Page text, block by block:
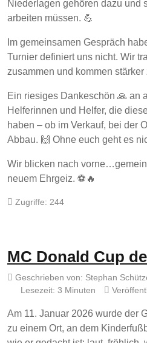
Niederlagen gehören dazu und
arbeiten müssen. 💪
Im gemeinsamen Gespräch
Turnier definiert uns nicht. Wir
zusammen und kommen
Ein riesiges Dankeschön 🙏 an
Helferinnen und Helfer, die
haben – ob im Verkauf, bei der
Abbau. 🙌 Ohne euch geht es
Wir blicken nach
neuem Ehrgeiz. ⚽🔥
Zugriffe: 244
MC Donald Cup
Geschrieben von: Stephan
Lesezeit: 3 Minuten
Am 11. Januar 2026 wurde der
zu einem Ort, an dem